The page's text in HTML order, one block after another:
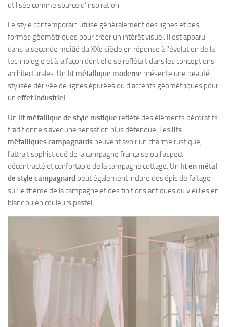
utilisée comme source d’inspiration.
Le style contemporain utilise généralement des lignes et des
formes géométriques pour créer un intérêt visuel. Il est apparu
dans la seconde moitié du XXe siècle en réponse à l’évolution de la
technologie et à la façon dont elle se reflétait dans les conceptions
architecturales. Un lit métallique moderne présente une beauté
stylisée dérivée de lignes épurées ou d’accents géométriques pour
un effet industriel.
Un lit métallique de style rustique reflète des éléments décoratifs
traditionnels avec une sensation plus détendue. Les lits
métalliques campagnards peuvent avoir un charme rustique,
l’attrait sophistiqué de la campagne française ou l’aspect
décontracté et confortable de la campagne cottage. Un lit en métal
de style campagnard peut également inclure des épis de faîtage
sur le thème de la campagne et des finitions antiques ou vieillies en
blanc ou en couleurs pastel.